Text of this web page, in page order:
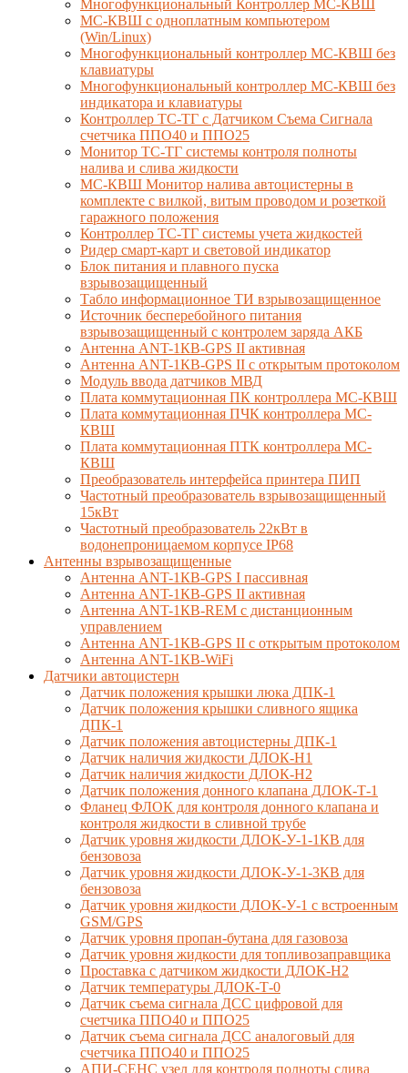
Многофункциональный Контроллер МС-КВШ
МС-КВШ с одноплатным компьютером
(Win/Linux)
Многофункциональный контроллер МС-КВШ без
клавиатуры
Многофункциональный контроллер МС-КВШ без
индикатора и клавиатуры
Контроллер ТС-ТГ с Датчиком Съема Сигнала
счетчика ППО40 и ППО25
Монитор ТС-ТГ системы контроля полноты
налива и слива жидкости
МС-КВШ Монитор налива автоцистерны в
комплекте с вилкой, витым проводом и розеткой
гаражного положения
Контроллер ТС-ТГ системы учета жидкостей
Ридер смарт-карт и световой индикатор
Блок питания и плавного пуска
взрывозащищенный
Табло информационное ТИ взрывозащищенное
Источник бесперебойного питания
взрывозащищенный с контролем заряда АКБ
Антенна ANT-1КВ-GPS II активная
Антенна ANT-1КВ-GPS II с открытым протоколом
Модуль ввода датчиков МВД
Плата коммутационная ПК контроллера МС-КВШ
Плата коммутационная ПЧК контроллера МС-
КВШ
Плата коммутационная ПТК контроллера МС-
КВШ
Преобразователь интерфейса принтера ПИП
Частотный преобразователь взрывозащищенный
15кВт
Частотный преобразователь 22кВт в
водонепроницаемом корпусе IP68
Антенны взрывозащищенные
Антенна ANT-1КВ-GPS I пассивная
Антенна ANT-1КВ-GPS II активная
Антенна ANT-1КВ-REM c дистанционным
управлением
Антенна ANT-1КВ-GPS II с открытым протоколом
Антенна ANT-1КВ-WiFi
Датчики автоцистерн
Датчик положения крышки люка ДПК-1
Датчик положения крышки сливного ящика
ДПК-1
Датчик положения автоцистерны ДПК-1
Датчик наличия жидкости ДЛОК-Н1
Датчик наличия жидкости ДЛОК-Н2
Датчик положения донного клапана ДЛОК-Т-1
Фланец ФЛОК для контроля донного клапана и
контроля жидкости в сливной трубе
Датчик уровня жидкости ДЛОК-У-1-1КВ для
бензовоза
Датчик уровня жидкости ДЛОК-У-1-3КВ для
бензовоза
Датчик уровня жидкости ДЛОК-У-1 с встроенным
GSM/GPS
Датчик уровня пропан-бутана для газовоза
Датчик уровня жидкости для топливозаправщика
Проставка с датчиком жидкости ДЛОК-Н2
Датчик температуры ДЛОК-Т-0
Датчик съема сигнала ДСС цифровой для
счетчика ППО40 и ППО25
Датчик съема сигнала ДСС аналоговый для
счетчика ППО40 и ППО25
АПИ-СЕНС узел для контроля полноты слива